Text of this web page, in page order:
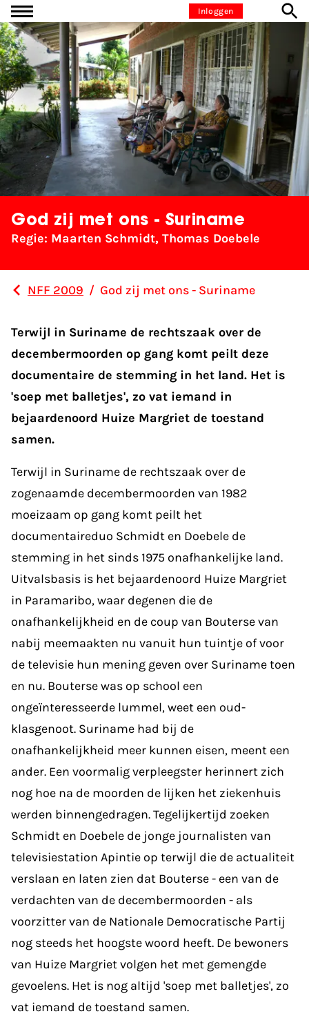
Ga naar inhoudInloggen
God zij met ons - Suriname
Regie: Maarten Schmidt, Thomas Doebele
NFF 2009 / God zij met ons - Suriname
Terwijl in Suriname de rechtszaak over de
decembermoorden op gang komt peilt deze
documentaire de stemming in het land. Het is
'soep met balletjes', zo vat iemand in
bejaardenoord Huize Margriet de toestand
samen.
Terwijl in Suriname de rechtszaak over de
zogenaamde decembermoorden van 1982
moeizaam op gang komt peilt het
documentaireduo Schmidt en Doebele de
stemming in het sinds 1975 onafhankelijke land.
Uitvalsbasis is het bejaardenoord Huize Margriet
in Paramaribo, waar degenen die de
onafhankelijkheid en de coup van Bouterse van
nabij meemaakten nu vanuit hun tuintje of voor
de televisie hun mening geven over Suriname toen
en nu. Bouterse was op school een
ongeïnteresseerde lummel, weet een oud-
klasgenoot. Suriname had bij de
onafhankelijkheid meer kunnen eisen, meent een
ander. Een voormalig verpleegster herinnert zich
nog hoe na de moorden de lijken het ziekenhuis
werden binnengedragen. Tegelijkertijd zoeken
Schmidt en Doebele de jonge journalisten van
televisiestation Apintie op terwijl die de actualiteit
verslaan en laten zien dat Bouterse - een van de
verdachten van de decembermoorden - als
voorzitter van de Nationale Democratische Partij
nog steeds het hoogste woord heeft. De bewoners
van Huize Margriet volgen het met gemengde
gevoelens. Het is nog altijd 'soep met balletjes', zo
vat iemand de toestand samen.